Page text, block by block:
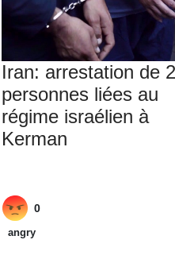
Iran: arrestation de
personnes liées au
régime israélien à
Kerman